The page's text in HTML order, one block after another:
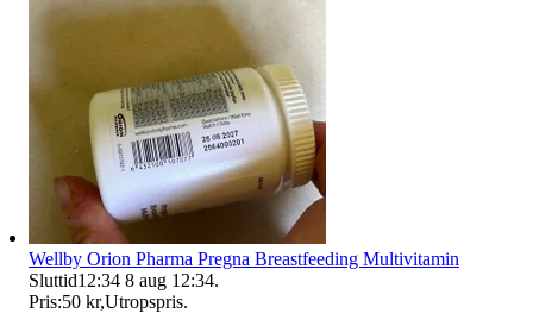
Wellby Orion Pharma Pregna Breastfeeding Multivitamin
Sluttid12:34 8 aug 12:34.
Pris:50 kr,Utropspris.